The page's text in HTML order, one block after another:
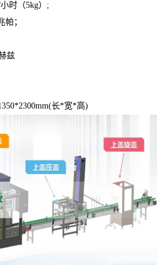
时（5kg）;
帕；
兹
长*宽*高)